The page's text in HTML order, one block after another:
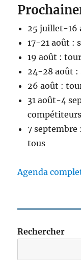
25 juillet-16
17-21 août :
19 août :
24-28 août :
26 août :
31 août-4
compétiteurs
7
tous
Agenda
Rechercher